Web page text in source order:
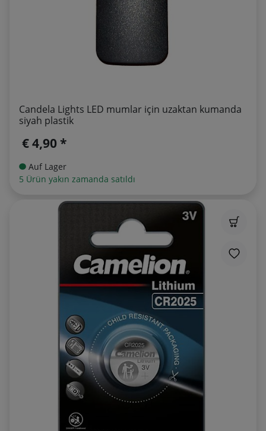
Candela Lights LED mumlar için uzaktan kumanda
siyah plastik
€ 4,90 *
Auf Lager
5 Ürün yakın zamanda satıldı